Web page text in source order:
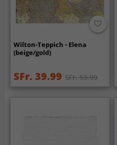
Wilton-Teppich - Elena
(beige/gold)
SFr. 39.99 SFr. 53.99